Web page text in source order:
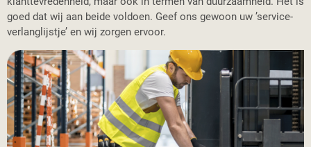
goed dat wij aan beide voldoen. Geef ons gewoon uw ’service-
verlanglijstje’ en wij zorgen ervoor.